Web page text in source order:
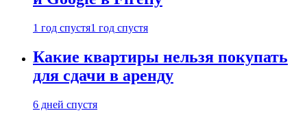
1 год спустя1 год спустя
Какие квартиры нельзя покупать
для сдачи в аренду
6 дней спустя